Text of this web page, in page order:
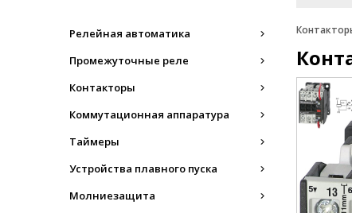
Релейная автоматика
Промежуточные реле
Контакторы
Коммутационная аппаратура
Таймеры
Устройства плавного пуска
Молниезащита